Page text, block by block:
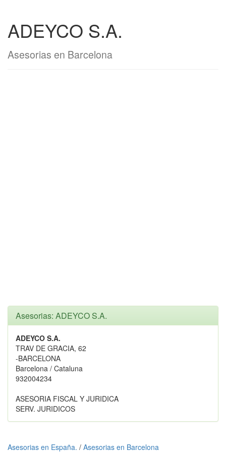
ADEYCO S.A.
Asesorias en Barcelona
Asesorias: ADEYCO S.A.
ADEYCO S.A.
TRAV DE GRACIA, 62
-BARCELONA
Barcelona / Cataluna
932004234
ASESORIA FISCAL Y JURIDICA
SERV. JURIDICOS
Asesorias en España. / Asesorias en Barcelona